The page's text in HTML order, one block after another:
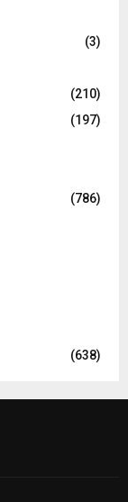
(3)
(210)
(197)
(786)
(638)